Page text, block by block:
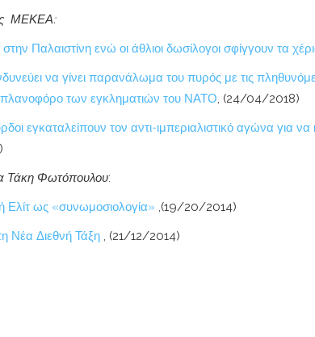
ΜΕΚΕΑ:
Παλαιστίνη ενώ οι άθλιοι δωσίλογοι σφίγγουν τα
να γίνει παρανάλωμα του πυρός με τις
των εγκληματιών του ΝΑΤΟ, (24/04/2018)
εγκαταλείπουν τον αντι-ιμπεριαλιστικό αγώνα για
Τάκη Φωτόπουλου:
Ελίτ ως «συνωμοσιολογία» ,(19/20/2014)
Νέα Διεθνή Τάξη , (21/12/2014)